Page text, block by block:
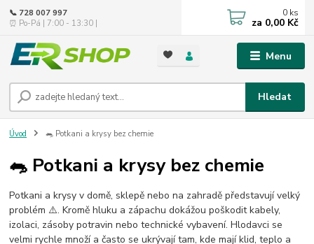
Menu
Hledat
📞 728 007 997
⏰ Po-Pá | 7:00 - 13:30 |
0 ks
za 0,00 Kč
Úvod 🐀 Potkani a krysy bez chemie
🐀 Potkani a krysy bez chemie
Potkani a krysy v domě, sklepě nebo na zahradě představují velký
problém ⚠️. Kromě hluku a zápachu dokážou poškodit kabely,
izolaci, zásoby potravin nebo technické vybavení. Hlodavci se
velmi rychle množí a často se ukrývají tam, kde mají klid, teplo a